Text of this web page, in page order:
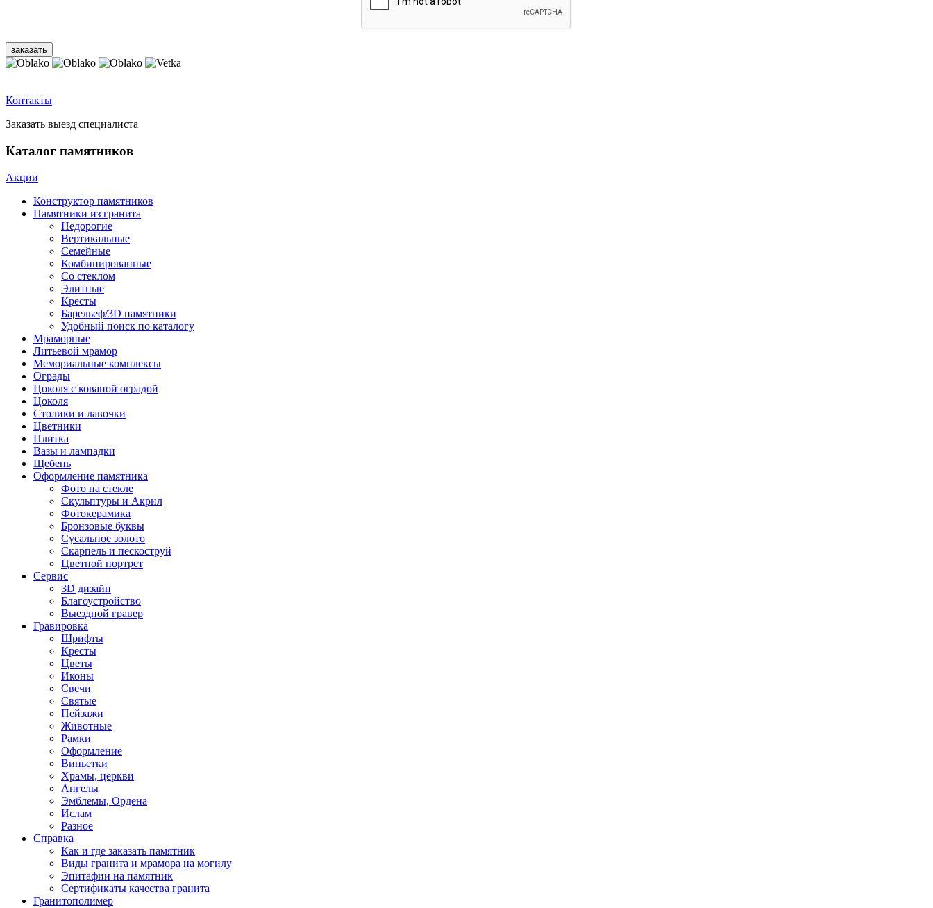
Контакты
Заказать выезд специалиста
Каталог памятников
Акции
Конструктор памятников
Памятники из гранита
Недорогие
Вертикальные
Семейные
Комбинированные
Со стеклом
Элитные
Кресты
Барельеф/3D памятники
Удобный поиск по каталогу
Мраморные
Литьевой мрамор
Мемориальные комплексы
Ограды
Цоколя с кованой оградой
Цоколя
Столики и лавочки
Цветники
Плитка
Вазы и лампадки
Щебень
Оформление памятника
Фото на стекле
Скульптуры и Акрил
Фотокерамика
Бронзовые буквы
Сусальное золото
Скарпель и пескоструй
Цветной портрет
Сервис
3D дизайн
Благоустройство
Выездной гравер
Гравировка
Шрифты
Кресты
Цветы
Иконы
Свечи
Святые
Пейзажи
Животные
Рамки
Оформление
Виньетки
Храмы, церкви
Ангелы
Эмблемы, Ордена
Ислам
Разное
Справка
Как и где заказать памятник
Виды гранита и мрамора на могилу
Эпитафии на памятник
Сертификаты качества гранита
Гранитополимер